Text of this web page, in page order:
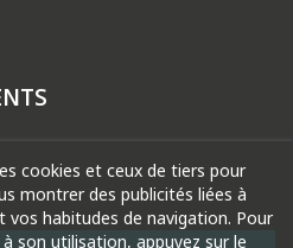
cookies et ceux de tiers pour
montrer des publicités liées à
vos habitudes de navigation. Pour
son utilisation, appuyez sur le